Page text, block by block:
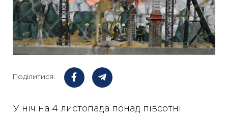
Поділитися:
У ніч на 4 листопада понад півсотні